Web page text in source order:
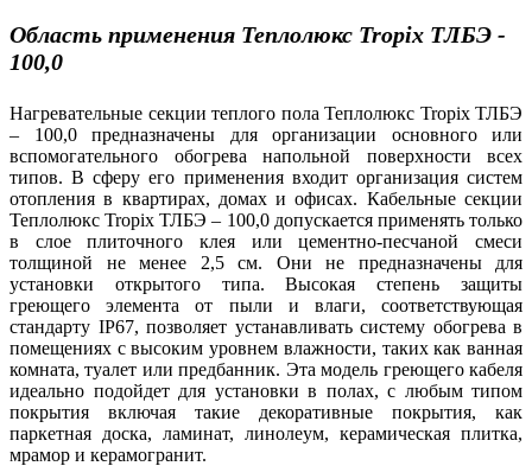
Область применения Теплолюкс Tropix ТЛБЭ -
100,0
Нагревательные секции теплого пола Теплолюкс Tropix ТЛБЭ
– 100,0 предназначены для организации основного или
вспомогательного обогрева напольной поверхности всех
типов. В сферу его применения входит организация систем
отопления в квартирах, домах и офисах. Кабельные секции
Теплолюкс Tropix ТЛБЭ – 100,0 допускается применять только
в слое плиточного клея или цементно-песчаной смеси
толщиной не менее 2,5 см. Они не предназначены для
установки открытого типа. Высокая степень защиты
греющего элемента от пыли и влаги, соответствующая
стандарту IP67, позволяет устанавливать систему обогрева в
помещениях с высоким уровнем влажности, таких как ванная
комната, туалет или предбанник. Эта модель греющего кабеля
идеально подойдет для установки в полах, с любым типом
покрытия включая такие декоративные покрытия, как
паркетная доска, ламинат, линолеум, керамическая плитка,
мрамор и керамогранит.